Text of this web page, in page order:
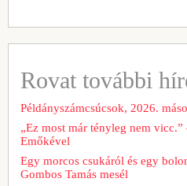
Rovat további
Példányszámcsúcsok, 2026.
„Ez most már tényleg nem
Emőkével
Egy morcos csukáról és egy
Gombos Tamás mesél